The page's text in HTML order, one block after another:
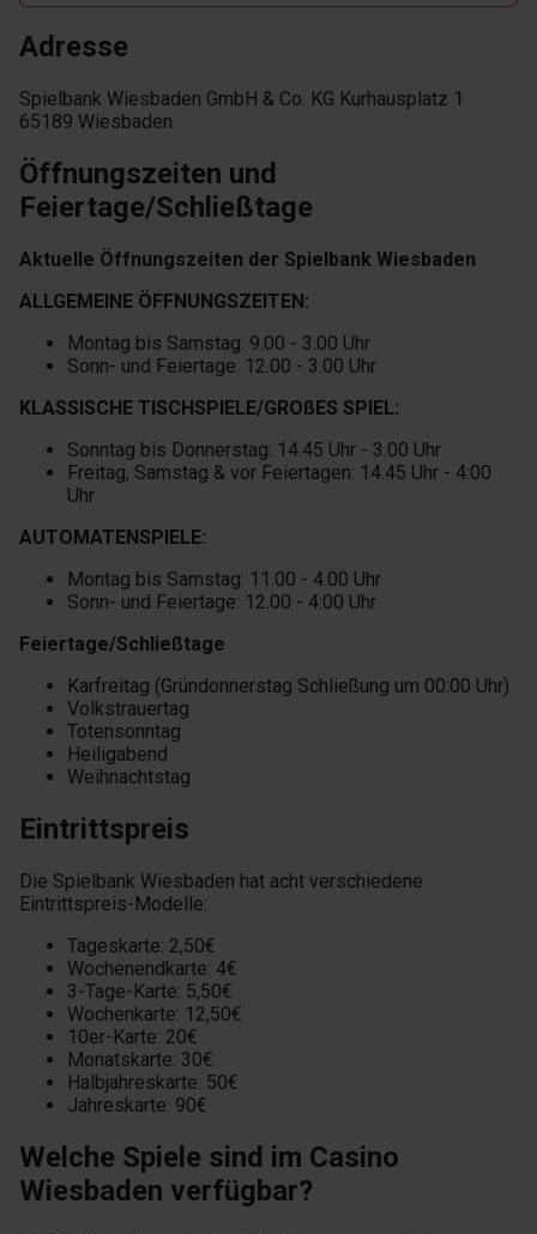
Adresse
Spielbank Wiesbaden GmbH & Co. KG Kurhausplatz 1
65189 Wiesbaden
Öffnungszeiten und
Feiertage/Schließtage
Aktuelle Öffnungszeiten der Spielbank Wiesbaden
ALLGEMEINE ÖFFNUNGSZEITEN:
Montag bis Samstag: 9.00 - 3.00 Uhr
Sonn- und Feiertage: 12.00 - 3.00 Uhr
KLASSISCHE TISCHSPIELE/GROßES SPIEL:
Sonntag bis Donnerstag: 14.45 Uhr - 3.00 Uhr
Freitag, Samstag & vor Feiertagen: 14.45 Uhr - 4:00
Uhr
AUTOMATENSPIELE:
Montag bis Samstag: 11.00 - 4.00 Uhr
Sonn- und Feiertage: 12.00 - 4:00 Uhr
Feiertage/Schließtage
Karfreitag (Gründonnerstag Schließung um 00:00 Uhr)
Volkstrauertag
Totensonntag
Heiligabend
Weihnachtstag
Eintrittspreis
Die Spielbank Wiesbaden hat acht verschiedene
Eintrittspreis-Modelle:
Tageskarte: 2,50€
Wochenendkarte: 4€
3-Tage-Karte: 5,50€
Wochenkarte: 12,50€
10er-Karte: 20€
Monatskarte: 30€
Halbjahreskarte: 50€
Jahreskarte: 90€
Welche Spiele sind im Casino
Wiesbaden verfügbar?